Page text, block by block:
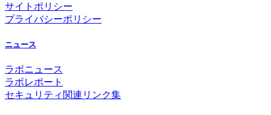
サイトポリシー
プライバシーポリシー
ニュース
ラボニュース
ラボレポート
セキュリティ関連リンク集